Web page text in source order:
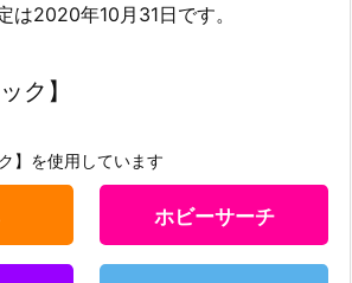
は2020年10月31日です。
ク】
】を使用しています
ホビーサーチ